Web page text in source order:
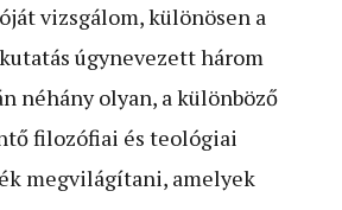
vizsgálom, különösen a
úgynevezett három
néhány olyan, a különböző
filozófiai és teológiai
megvilágítani, amelyek